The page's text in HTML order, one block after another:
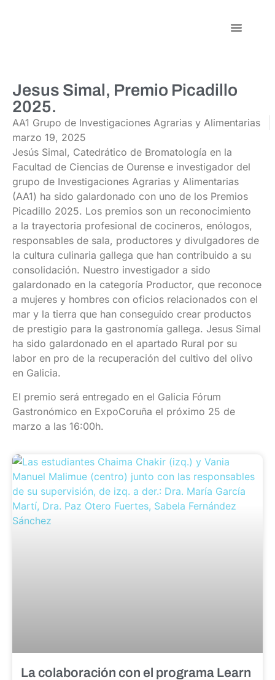
Jesus Simal, Premio Picadillo
2025.
AA1 Grupo de Investigaciones Agrarias y Alimentarias
marzo 19, 2025
Jesús Simal, Catedrático de Bromatología en la
Facultad de Ciencias de Ourense e investigador del
grupo de Investigaciones Agrarias y Alimentarias
(AA1) ha sido galardonado con uno de los Premios
Picadillo 2025. Los premios son un reconocimiento
a la trayectoria profesional de cocineros, enólogos,
responsables de sala, productores y divulgadores de
la cultura culinaria gallega que han contribuido a su
consolidación. Nuestro investigador a sido
galardonado en la categoría Productor, que reconoce
a mujeres y hombres con oficios relacionados con el
mar y la tierra que han conseguido crear productos
de prestigio para la gastronomía gallega. Jesus Simal
ha sido galardonado en el apartado Rural por su
labor en pro de la recuperación del cultivo del olivo
en Galicia.
El premio será entregado en el Galicia Fórum
Gastronómico en ExpoCoruña el próximo 25 de
marzo a las 16:00h.
La colaboración con el programa Learn